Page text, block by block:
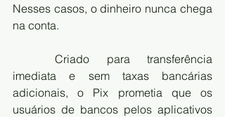
Nesses casos, o dinheiro nunca chega
na conta.
	Criado para transferência
imediata e sem taxas bancárias
adicionais, o Pix prometia que os
usuários de bancos pelos aplicativos